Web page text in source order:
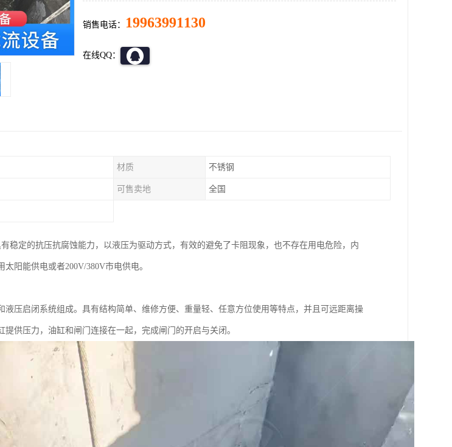
销售电话： 19963991130
在线QQ：
材质 不锈钢
可售卖地 全国
稳定的抗压抗腐蚀能力，以液压为驱动方式，有效的避免了卡阻现象，也不存在用电危险，内
阳能供电或者200V/380V市电供电。
液压启闭系统组成。具有结构简单、维修方便、重量轻、任意方位使用等特点，并且可远距离操
供压力，油缸和闸门连接在一起，完成闸门的开启与关闭。